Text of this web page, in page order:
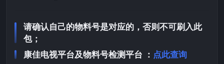
请确认自己的物料号是对应的，否则不可刷入此
包；
康佳电视平台及物料号检测平台 ： 点此查询